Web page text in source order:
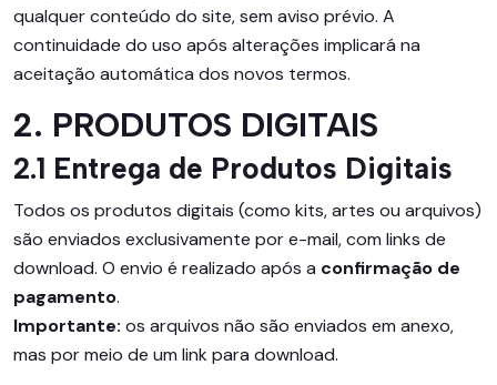
qualquer conteúdo do site, sem aviso prévio. A
continuidade do uso após alterações implicará na
aceitação automática dos novos termos.
2. PRODUTOS DIGITAIS
2.1 Entrega de Produtos Digitais
Todos os produtos digitais (como kits, artes ou arquivos)
são enviados exclusivamente por e-mail, com links de
download. O envio é realizado após a confirmação de
pagamento.
Importante: os arquivos não são enviados em anexo,
mas por meio de um link para download.